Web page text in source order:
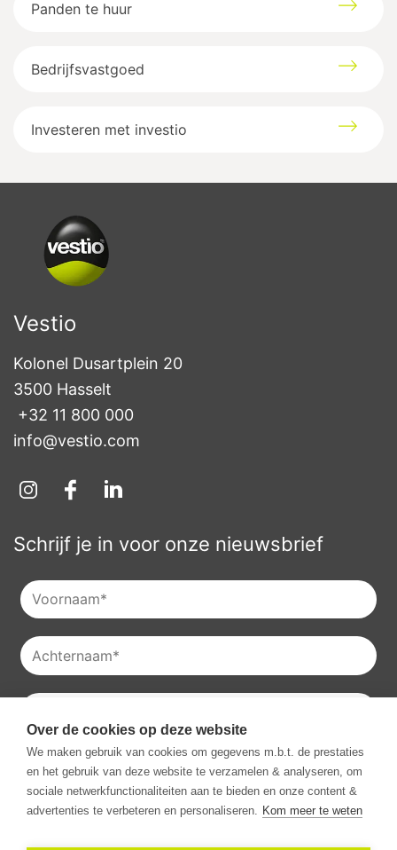
Panden te huur
Bedrijfsvastgoed
Investeren met investio
Vestio
Kolonel Dusartplein 20
3500 Hasselt
+32 11 800 000
info@vestio.com
Schrijf je in voor onze nieuwsbrief
Je kan onzeprivacyverklaringraadplegen en je kan je ook
altijd uitschrijven voor onze nieuwsbrieven.
Ik ga akkoord met het ontvangen van communicatie van
Vestio.*
Over de cookies op deze website
We maken gebruik van cookies om gegevens m.b.t. de prestaties
en het gebruik van deze website te verzamelen & analyseren, om
sociale netwerkfunctionaliteiten aan te bieden en onze content &
advertenties te verbeteren en personaliseren. Kom meer te weten